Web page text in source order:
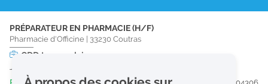
PRÉPARATEUR EN PHARMACIE (H/F)
Pharmacie d'Officine 33230 Coutras
CDD temps plein
Jusqu'au 21/08/26